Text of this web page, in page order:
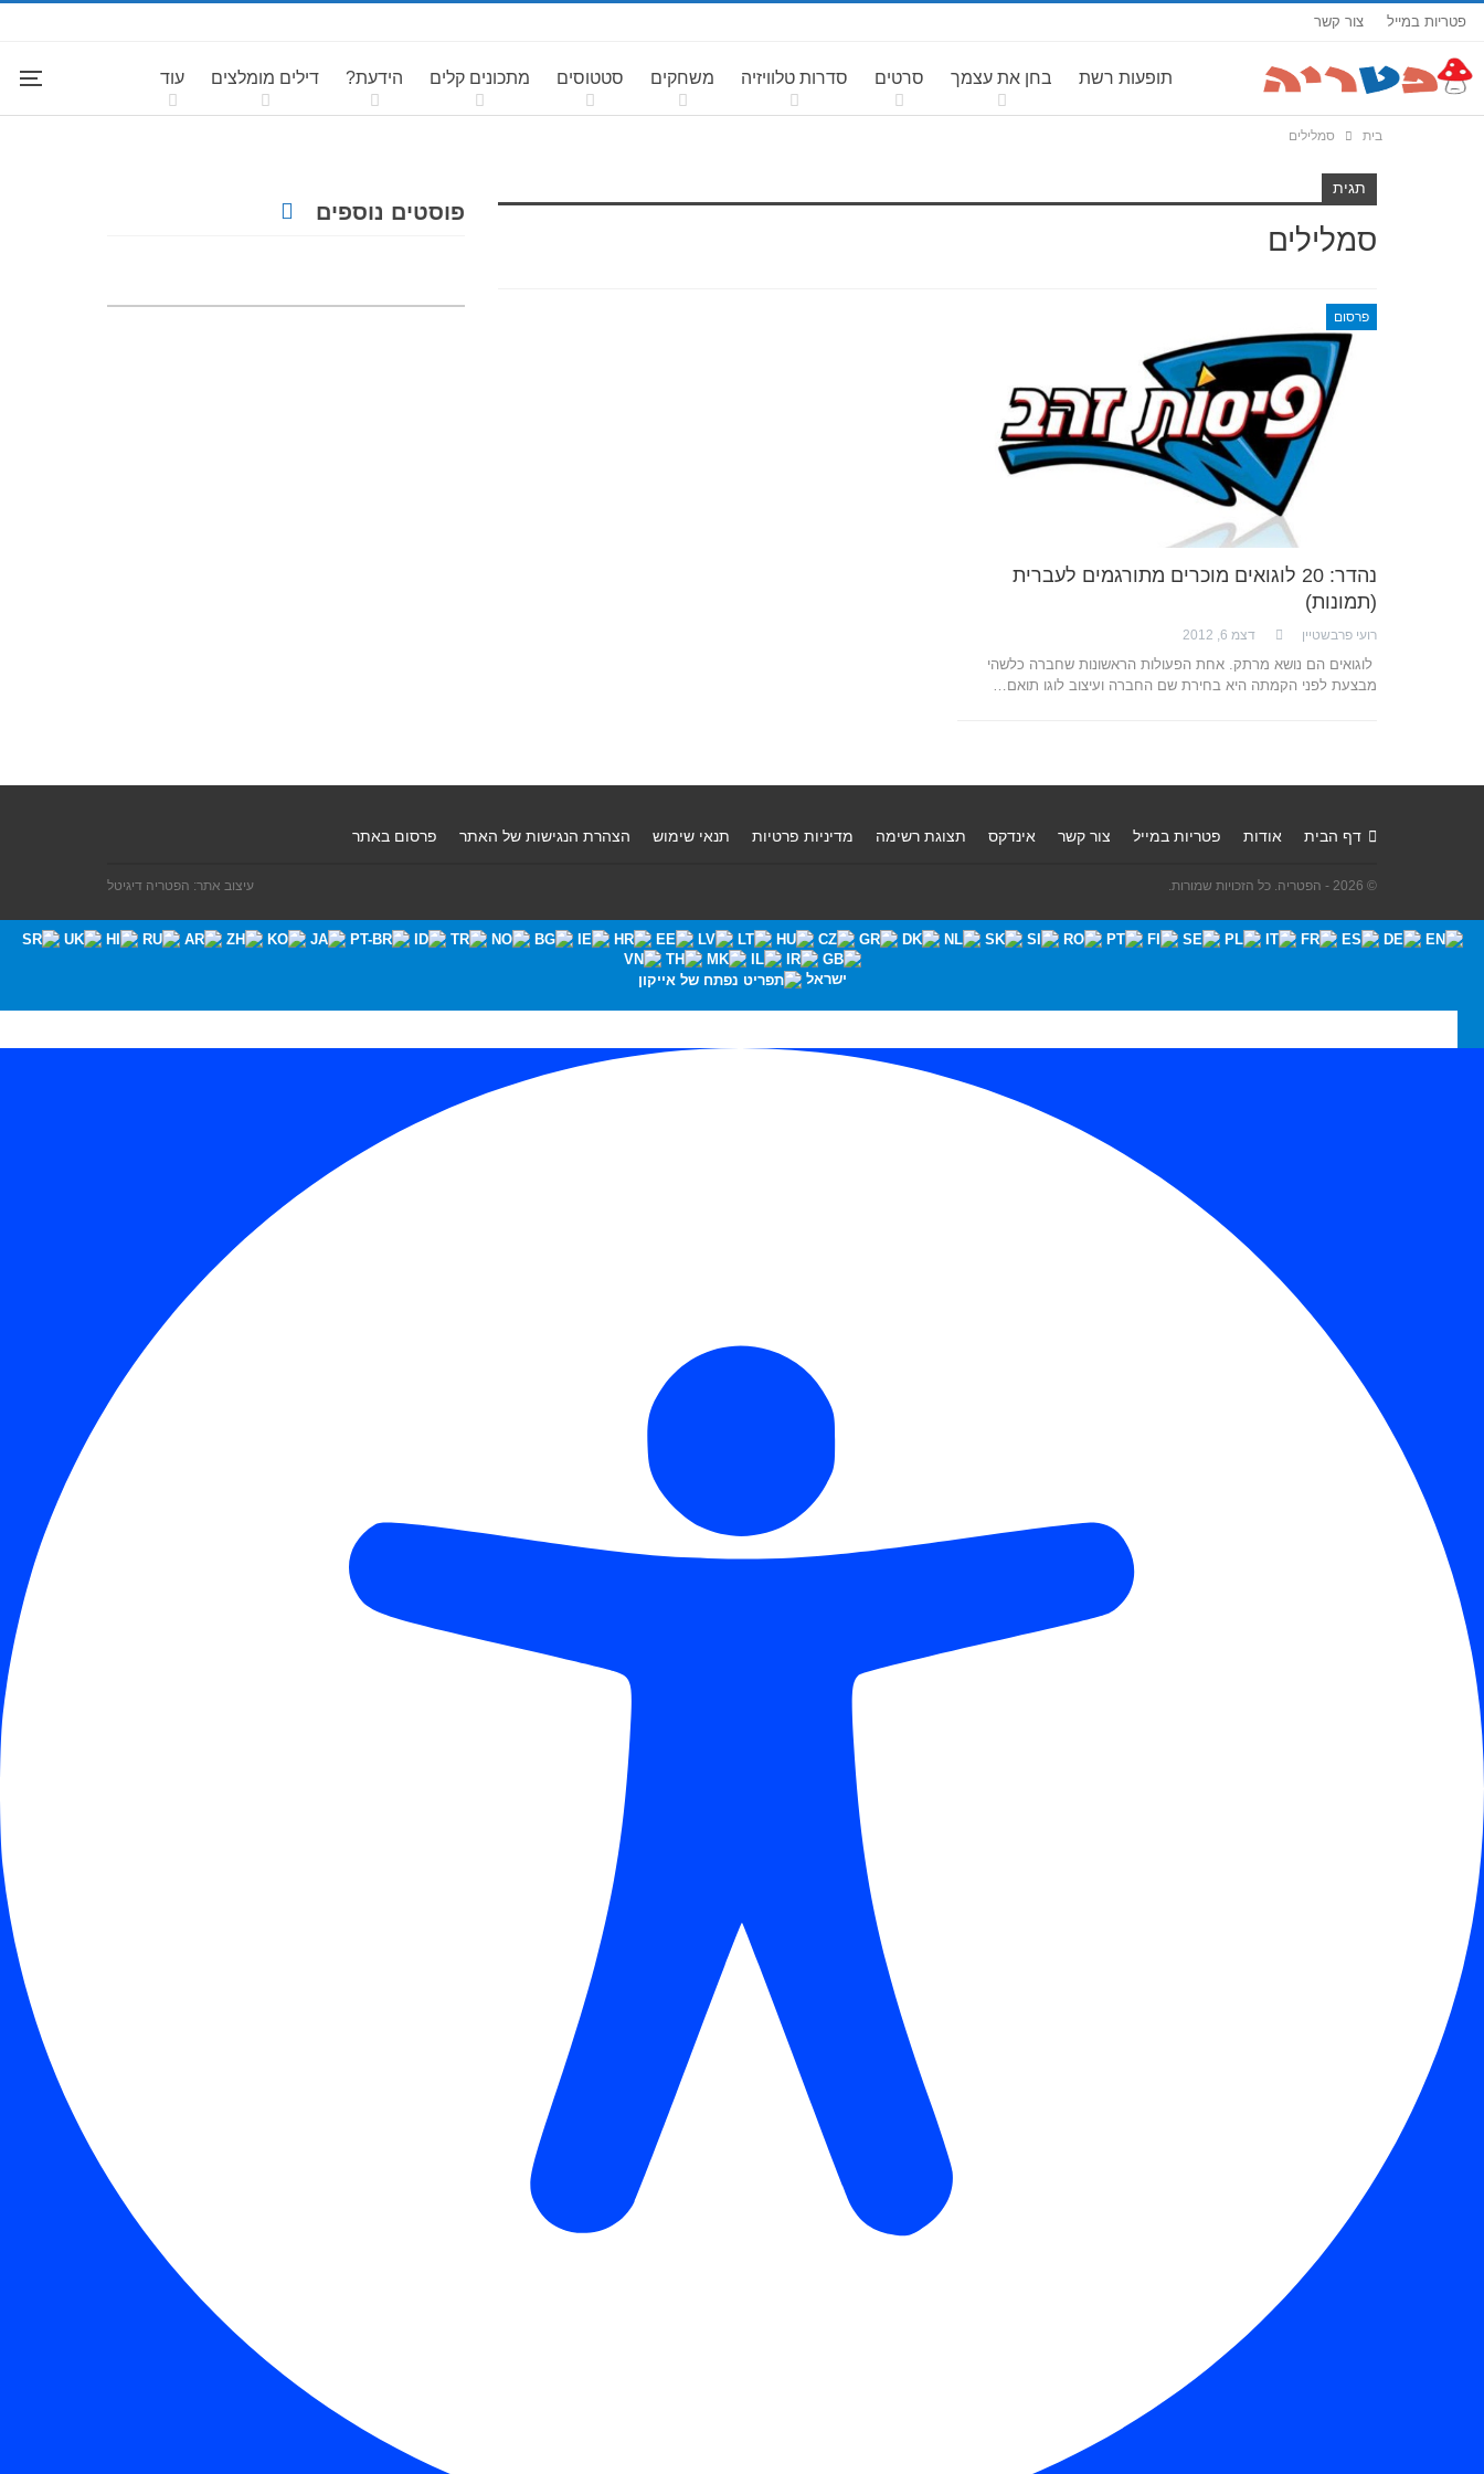
פטריות במייל צור קשר
תופעות רשת בחן את עצמך סרטים סדרות טלוויזיה משחקים סטטוסים מתכונים קלים הידעת? דילים מומלצים עוד
בית סמלילים
תגית
סמלילים
פרסום
נהדר: 20 לוגואים מוכרים מתורגמים לעברית
(תמונות)
רועי פרבשטיין דצמ 6, 2012
לוגואים הם נושא מרתק. אחת הפעולות הראשונות שחברה כלשהי
מבצעת לפני הקמתה היא בחירת שם החברה ועיצוב לוגו תואם…
פוסטים נוספים
דף הבית אודות פטריות במייל צור קשר אינדקס תצוגת רשימה מדיניות פרטיות תנאי שימוש הצהרת הנגישות של האתר פרסום באתר
© 2026 - הפטריה. כל הזכויות שמורות. עיצוב אתר: הפטריה דיגיטל
ישראל